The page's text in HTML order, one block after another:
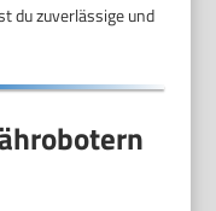
du zuverlässige und